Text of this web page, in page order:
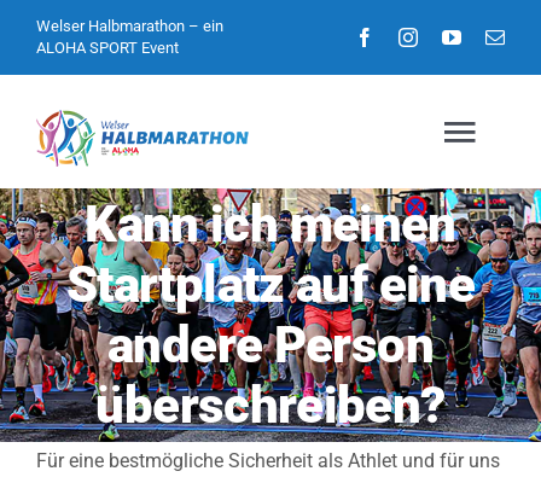
Zum
Inhalt
Welser Halbmarathon – ein
ALOHA SPORT Event
Home
Athleteninfos
Eventinfos
Kann ich meinen
Startplatz auf eine
andere Person
überschreiben?
Für eine bestmögliche Sicherheit als Athlet und für uns